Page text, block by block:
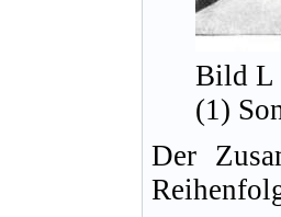
Bild L
(1)
Der